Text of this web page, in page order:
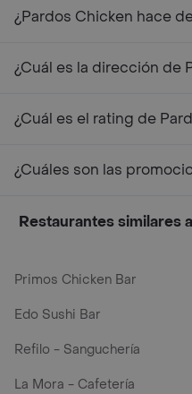
¿Pardos Chicken hace
¿Cuál es la dirección de
¿Cuál es el rating de
¿Cuáles son las
Restaurantes similares
Primos Chicken Bar
Edo Sushi Bar
Refilo - Sanguchería
La Mora - Cafetería